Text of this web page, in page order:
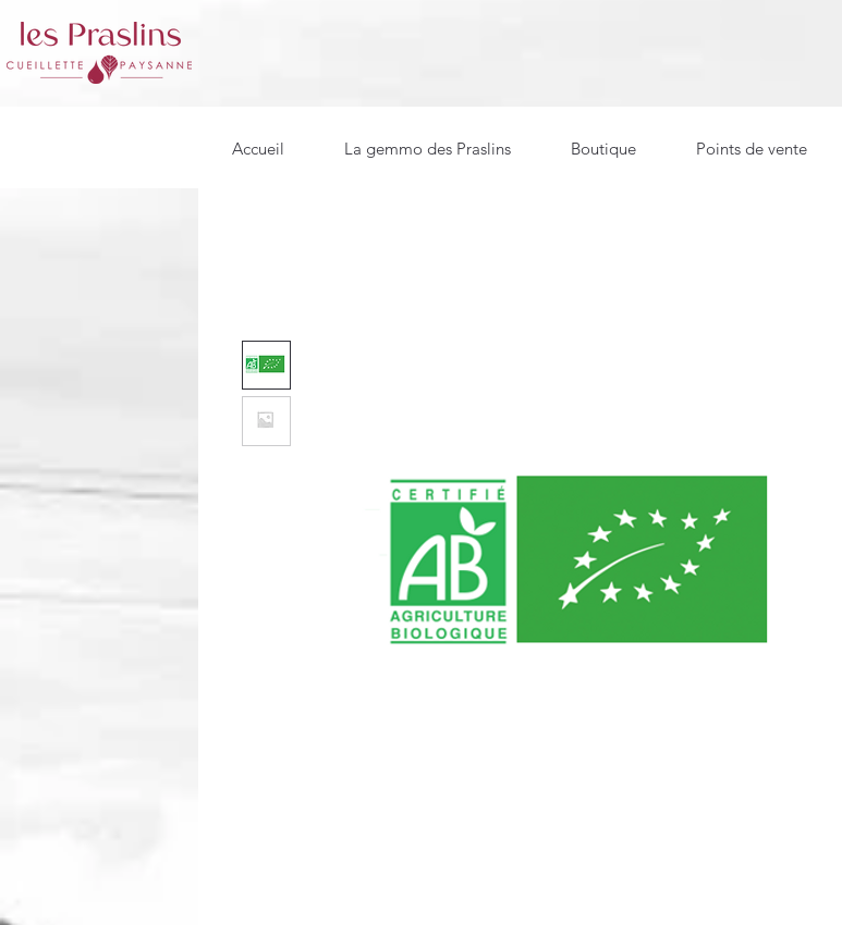
Accueil La gemmo des Praslins Boutique Points de vente